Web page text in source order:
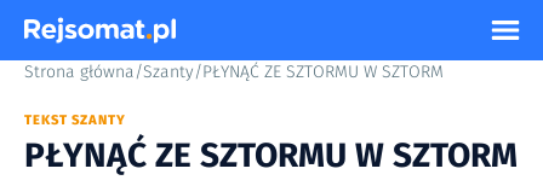
Strona główna/Szanty/PŁYNĄĆ ZE SZTORMU W SZTORM
TEKST SZANTY
PŁYNĄĆ ZE SZTORMU W SZTORM